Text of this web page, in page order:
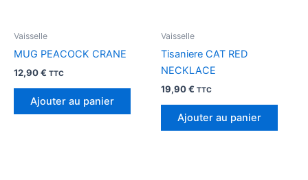
Vaisselle
MUG PEACOCK CRANE
12,90€ TTC
Ajouter au panier
Vaisselle
Tisaniere CAT RED
NECKLACE
19,90€ TTC
Ajouter au panier